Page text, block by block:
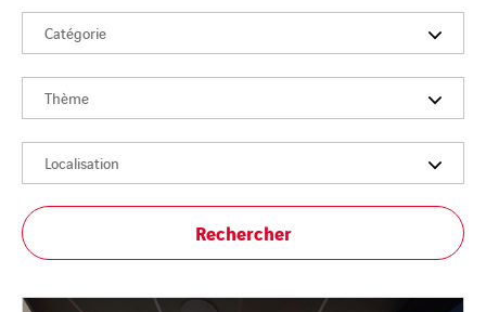
Catégorie
Thème
Localisation
Rechercher